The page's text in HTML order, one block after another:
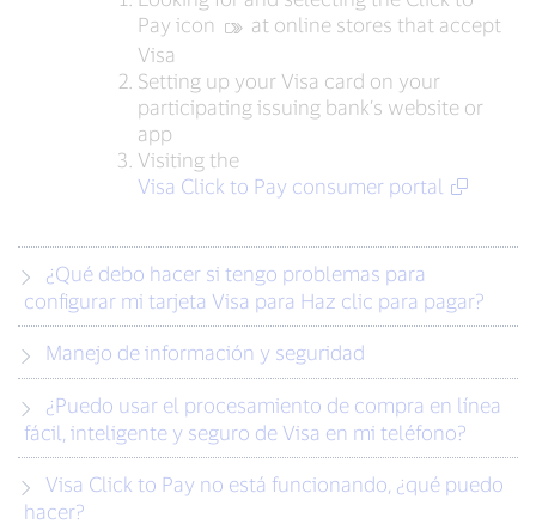
Pay icon
‍ at online stores that accept
Visa
Setting up your Visa card on your
participating issuing bank’s website or
app
Visiting the
Visa Click to Pay consumer portal
configurar mi tarjeta Visa para Haz clic para pagar?
Manejo de información y seguridad
fácil, inteligente y seguro de Visa en mi teléfono?
hacer?